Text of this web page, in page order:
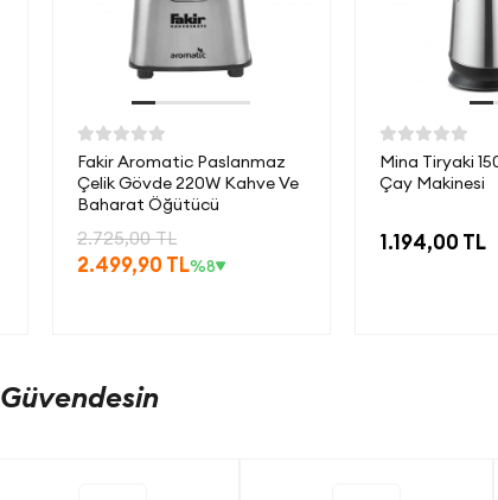
Fakir Aromatic Paslanmaz
Çelik Gövde 220W Kahve Ve
Baharat Öğütücü
2.725,00 TL
2.499,90 TL%8
Mina Tiryaki
Çay Makinesi
1.194,00 TL
Güvendesin